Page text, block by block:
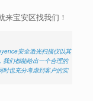
宝安区找我们！
安全激光扫描仪以其
我们都能给出一个合理的
时也充分考虑到客户的实